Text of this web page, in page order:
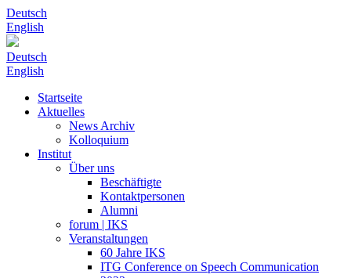
Deutsch
English
Deutsch
English
Startseite
Aktuelles
News Archiv
Kolloquium
Institut
Über uns
Beschäftigte
Kontaktpersonen
Alumni
forum | IKS
Veranstaltungen
60 Jahre IKS
ITG Conference on Speech Communication